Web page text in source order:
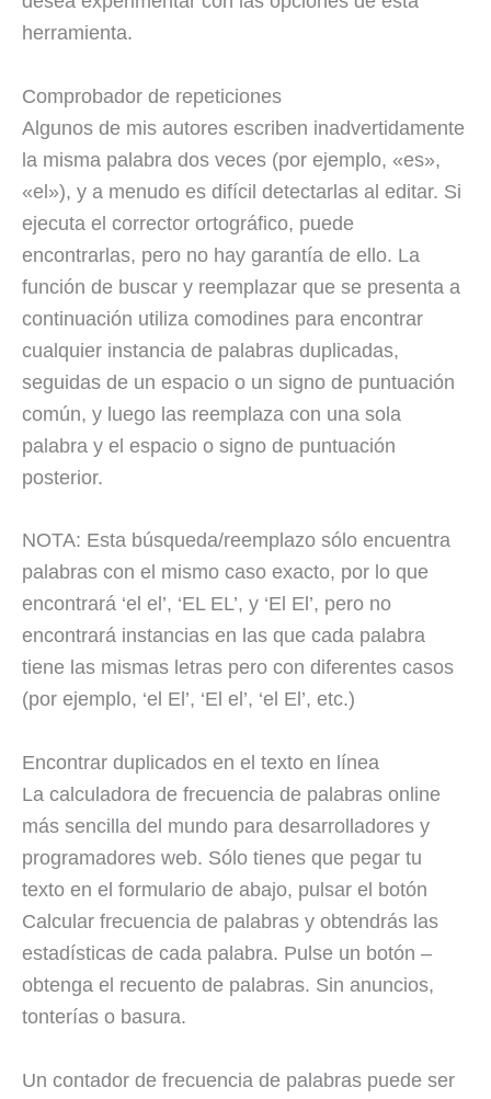
herramienta.
Comprobador de repeticiones
Algunos de mis autores escriben inadvertidamente
la misma palabra dos veces (por ejemplo, «es»,
«el»), y a menudo es difícil detectarlas al editar. Si
ejecuta el corrector ortográfico, puede
encontrarlas, pero no hay garantía de ello. La
función de buscar y reemplazar que se presenta a
continuación utiliza comodines para encontrar
cualquier instancia de palabras duplicadas,
seguidas de un espacio o un signo de puntuación
común, y luego las reemplaza con una sola
palabra y el espacio o signo de puntuación
posterior.
NOTA: Esta búsqueda/reemplazo sólo encuentra
palabras con el mismo caso exacto, por lo que
encontrará ‘el el’, ‘EL EL’, y ‘El El’, pero no
encontrará instancias en las que cada palabra
tiene las mismas letras pero con diferentes casos
(por ejemplo, ‘el El’, ‘El el’, ‘el El’, etc.)
Encontrar duplicados en el texto en línea
La calculadora de frecuencia de palabras online
más sencilla del mundo para desarrolladores y
programadores web. Sólo tienes que pegar tu
texto en el formulario de abajo, pulsar el botón
Calcular frecuencia de palabras y obtendrás las
estadísticas de cada palabra. Pulse un botón –
obtenga el recuento de palabras. Sin anuncios,
tonterías o basura.
Un contador de frecuencia de palabras puede ser